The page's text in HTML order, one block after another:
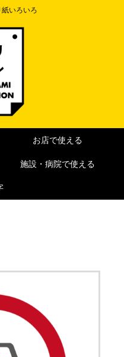
いろいろ
お店で使える
施設・病院で使える